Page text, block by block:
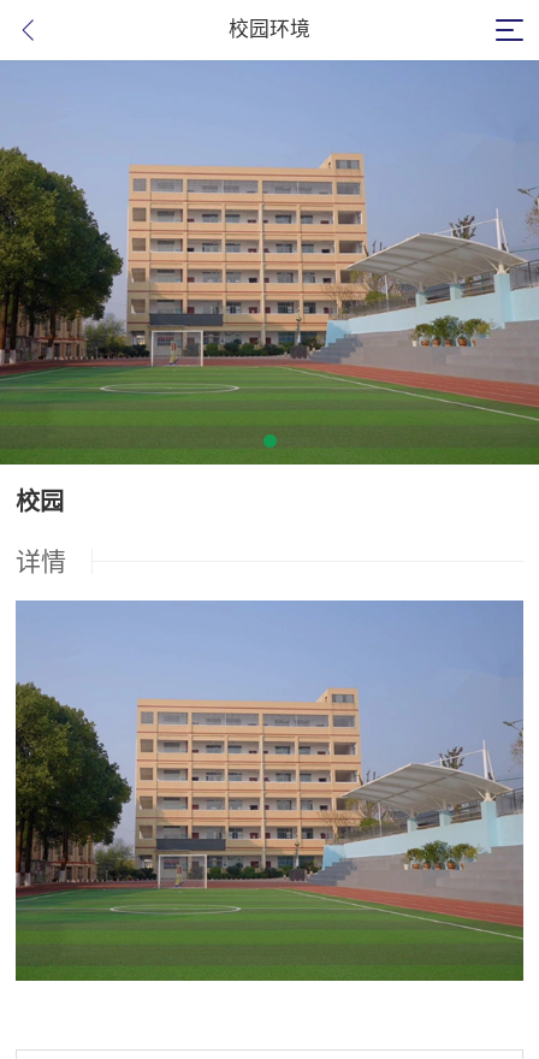
校园环境
校园
详情